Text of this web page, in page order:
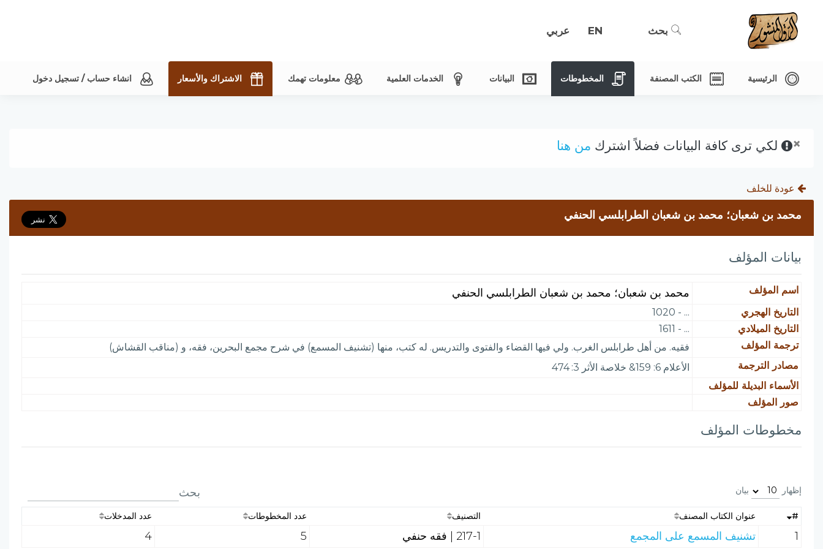
بحث EN عربي
الرئيسية الكتب المصنفة المخطوطات البيانات الخدمات العلمية معلومات تهمك الاشتراك والأسعار انشاء حساب / تسجيل دخول
× لكي ترى كافة البيانات فضلاً اشترك من هنا
عودة للخلف
محمد بن شعبان؛ محمد بن شعبان الطرابلسي الحنفي
بيانات المؤلف
اسم المؤلف محمد بن شعبان؛ محمد بن شعبان الطرابلسي الحنفي
التاريخ الهجري
... - 1020
التاريخ الميلادي
... - 1611
ترجمة المؤلف
فقيه. من أهل طرابلس الغرب. ولي فيها القضاء والفتوى والتدريس. له كتب، منها (تشنيف المسمع) في شرح مجمع البحرين، فقه، و (مناقب القشاش)
مصادر الترجمة
الأعلام 6: 159& خلاصة الأثر 3: 474
الأسماء البديلة للمؤلف
صور المؤلف
مخطوطات المؤلف
إظهار بيان بحث
# عنوان الكتاب المصنف التصنيف عدد المخطوطات عدد المدخلات
1 تشنيف المسمع على المجمع 217-1 | فقه حنفي 5
4